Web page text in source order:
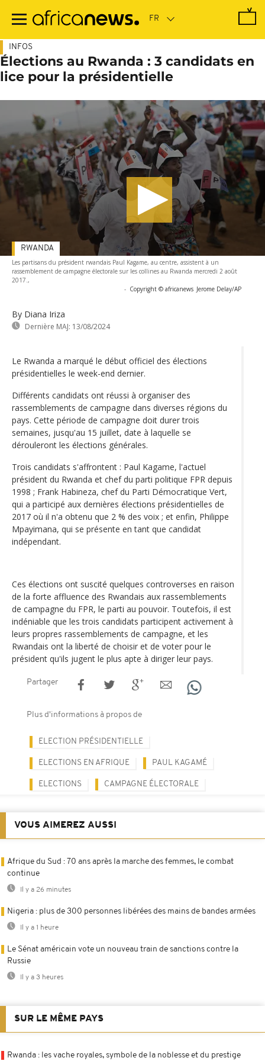
contenu
INFOS
Élections au Rwanda : 3 candidats en
lice pour la présidentielle
Les partisans du président rwandais Paul Kagame, au centre, assistent à un
rassemblement de campagne électorale sur les collines au Rwanda mercredi 2 août
2017.,
- Copyright © africanews Jerome Delay/AP
By Diana Iriza
Dernière MAJ: 13/08/2024
RWANDA
Le Rwanda a marqué le début officiel des élections
présidentielles le week-end dernier.
Différents candidats ont réussi à organiser des
rassemblements de campagne dans diverses régions du
pays. Cette période de campagne doit durer trois
semaines, jusqu'au 15 juillet, date à laquelle se
dérouleront les élections générales.
Trois candidats s'affrontent : Paul Kagame, l'actuel
président du Rwanda et chef du parti politique FPR depuis
1998 ; Frank Habineza, chef du Parti Démocratique Vert,
qui a participé aux dernières élections présidentielles de
2017 où il n'a obtenu que 2 % des voix ; et enfin, Philippe
Mpayimana, qui se présente en tant que candidat
indépendant.
Ces élections ont suscité quelques controverses en raison
de la forte affluence des Rwandais aux rassemblements
de campagne du FPR, le parti au pouvoir. Toutefois, il est
indéniable que les trois candidats participent activement à
leurs propres rassemblements de campagne, et les
Rwandais ont la liberté de choisir et de voter pour le
président qu'ils jugent le plus apte à diriger leur pays.
Partager
Plus d'informations à propos de
ELECTION PRÉSIDENTIELLE
ELECTIONS EN AFRIQUE PAUL KAGAMÉ
ELECTIONS CAMPAGNE ÉLECTORALE
VOUS AIMEREZ AUSSI
Afrique du Sud : 70 ans après la marche des femmes, le combat
continue
Il y a 26 minutes
Nigeria : plus de 300 personnes libérées des mains de bandes armées
Il y a 1 heure
Le Sénat américain vote un nouveau train de sanctions contre la
Russie
Il y a 3 heures
SUR LE MÊME PAYS
Rwanda : les vache royales, symbole de la noblesse et du prestige